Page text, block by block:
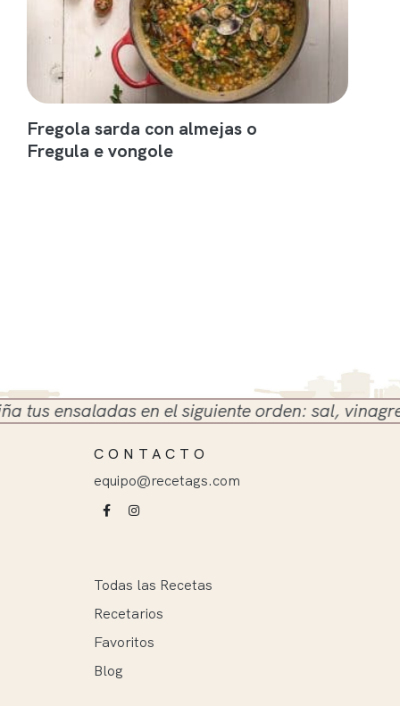
Fregola sarda con almejas o
Fregula e vongole
ensaladas en el siguiente orden: sal, vinagre y
CONTACTO
equipo@recetags.com
Todas las Recetas
Recetarios
Favoritos
Blog